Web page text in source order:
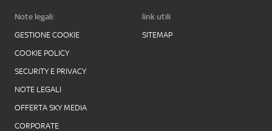
Note legali:
GESTIONE COOKIE
COOKIE POLICY
SECURITY E PRIVACY
NOTE LEGALI
OFFERTA SKY MEDIA
CORPORATE
link utili
SITEMAP